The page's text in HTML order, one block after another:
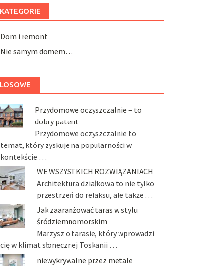
KATEGORIE
Dom i remont
Nie samym domem…
LOSOWE
Przydomowe oczyszczalnie – to
dobry patent
Przydomowe oczyszczalnie to
temat, który zyskuje na popularności w
kontekście …
WE WSZYSTKICH ROZWIĄZANIACH
Architektura działkowa to nie tylko
przestrzeń do relaksu, ale także …
Jak zaaranżować taras w stylu
śródziemnomorskim
Marzysz o tarasie, który wprowadzi
cię w klimat słonecznej Toskanii …
niewykrywalne przez metale